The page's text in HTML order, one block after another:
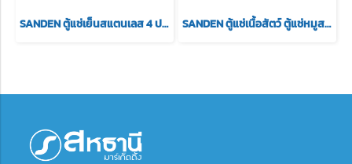
SANDEN ตู้แช่เย็นสแตนเลส 4 ประตู แช่แข็ง รุ่น SRF3-1327-AR ขนาด 46.28 Q SANDEN ตู้แช่เนื้อสัตว์ ตู้แช่หมูสดสแตนเลส 2 เมตร รุ่น SDF-2000